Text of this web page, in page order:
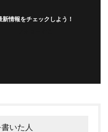
新情報をチェックしよう！
いた人